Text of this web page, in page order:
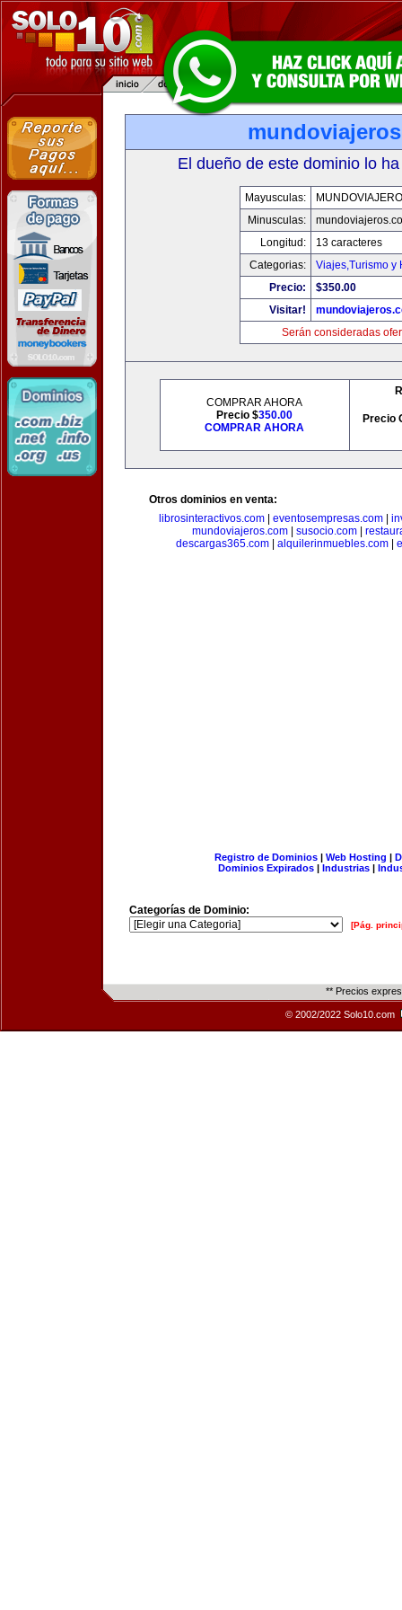
El dueño de este dominio lo
Mayusculas:
Minusculas:
Longitud:
13 caracteres
Categorias:
Viajes,Turismo y
Precio:
$350.00
Visitar!
Serán consideradas
COMPRAR AHORA
Precio $350.00
COMPRAR AHORA
Precio
Otros dominios en venta:
librosinteractivos.com| eventosempresas.com|
mundoviajeros.com| susocio.com|
descargas365.com| alquilerinmuebles.com|
Registro de Dominios| Web Hosting |
Dominios Expirados | Industrias |
Categorías de Dominio:
[Pág.
** Precios
© 2002/2022 Solo10.com